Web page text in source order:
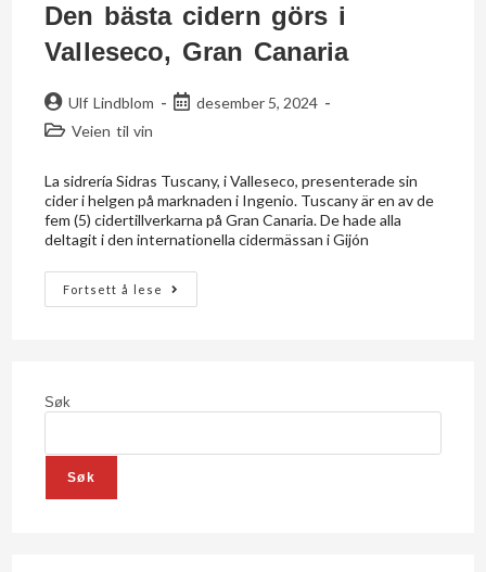
Den bästa cidern görs i
Valleseco, Gran Canaria
Ulf Lindblom
desember 5, 2024
Veien til vin
La sidrería Sidras Tuscany, i Valleseco, presenterade sin
cider i helgen på marknaden i Ingenio. Tuscany är en av de
fem (5) cidertillverkarna på Gran Canaria. De hade alla
deltagit i den internationella cidermässan i Gijón
Fortsett å lese
Søk
Søk